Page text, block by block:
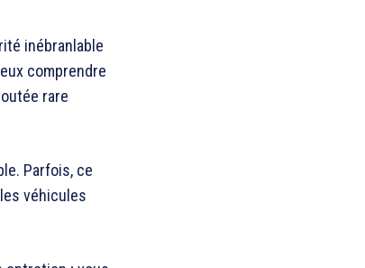
inébranlable
comprendre
rare
Parfois, ce
véhicules